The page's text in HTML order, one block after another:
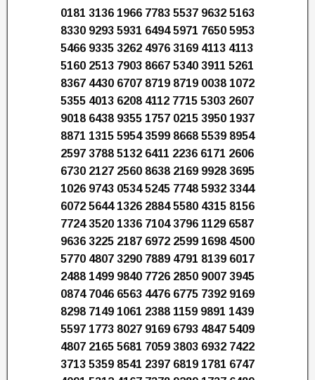
0181 3136 1966 7783 5537 9632 5163
8330 9293 5931 6494 5971 7650 5953
5466 9335 3262 4976 3169 4113 4113
5160 2513 7903 8667 5340 3911 5261
8367 4430 6707 8719 8719 0038 1072
5355 4013 6208 4112 7715 5303 2607
9018 6438 9355 1757 0215 3950 1937
8871 1315 5954 3599 8668 5539 8954
2597 3788 5132 6411 2236 6171 2606
6730 2127 2560 8638 2169 9928 3695
1026 9743 0534 5245 7748 5932 3344
6072 5644 1326 2884 5580 4315 8156
7724 3520 1336 7104 3796 1129 6587
9636 3225 2187 6972 2599 1698 4500
5770 4807 3290 7889 4791 8139 6017
2488 1499 9840 7726 2850 9007 3945
0874 7046 6563 4476 6775 7392 9169
8298 7149 1061 2388 1159 9891 1439
5597 1773 8027 9169 6793 4847 5409
4807 2165 5681 7059 3803 6932 7422
3713 5359 8541 2397 6819 1781 6747